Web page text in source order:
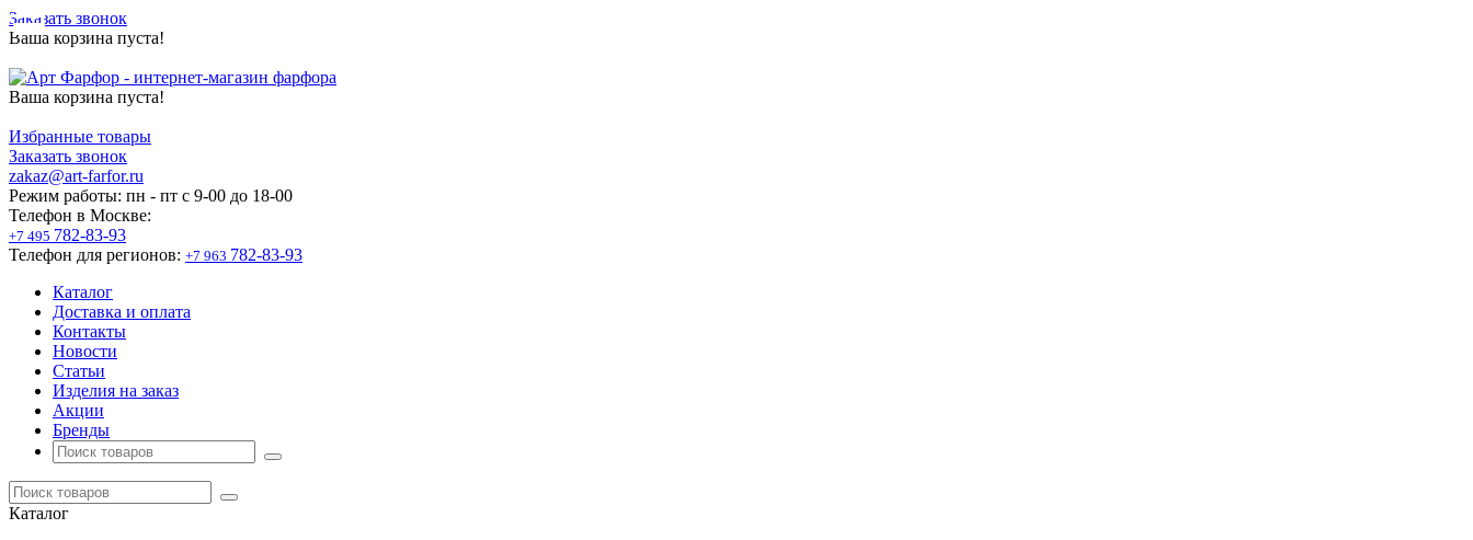
Заказать звонок
Ваша корзина пуста!
Ваша корзина пуста!
Избранные товары
Заказать звонок
zakaz@art-farfor.ru
Режим работы: пн - пт c 9-00 до 18-00
Телефон в Москве:
+7 495 782-83-93
Телефон для регионов: +7 963 782-83-93
Каталог
Доставка и оплата
Контакты
Новости
Статьи
Изделия на заказ
Акции
Бренды
Каталог